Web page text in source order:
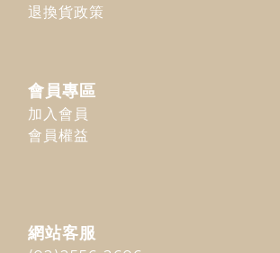
退換貨政策
會員專區
加入會員
會員權益
網站客服